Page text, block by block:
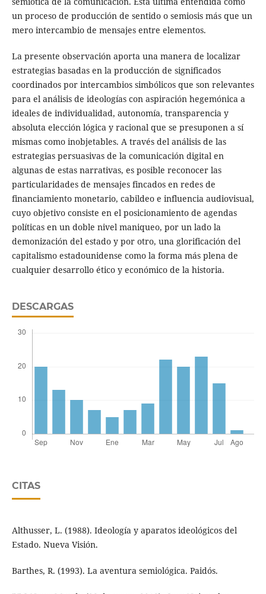
un proceso de producción de sentido o semiosis más que un
mero intercambio de mensajes entre elementos.
La presente observación aporta una manera de localizar
estrategias basadas en la producción de significados
coordinados por intercambios simbólicos que son relevantes
para el análisis de ideologías con aspiración hegemónica a
ideales de individualidad, autonomía, transparencia y
absoluta elección lógica y racional que se presuponen a sí
mismas como inobjetables. A través del análisis de las
estrategias persuasivas de la comunicación digital en
algunas de estas narrativas, es posible reconocer las
particularidades de mensajes fincados en redes de
financiamiento monetario, cabildeo e influencia audiovisual,
cuyo objetivo consiste en el posicionamiento de agendas
políticas en un doble nivel maniqueo, por un lado la
demonización del estado y por otro, una glorificación del
capitalismo estadounidense como la forma más plena de
cualquier desarrollo ético y económico de la historia.
DESCARGAS
CITAS
Althusser, L. (1988). Ideología y aparatos ideológicos del
Estado. Nueva Visión.
Barthes, R. (1993). La aventura semiológica. Paidós.